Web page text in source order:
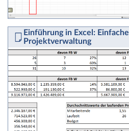
Einführung in Excel: Einfache
Projektverwaltung